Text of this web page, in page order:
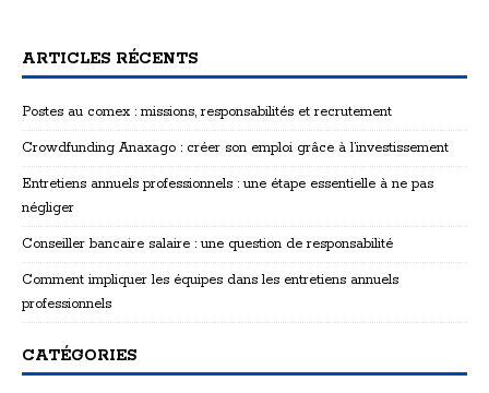
ARTICLES RÉCENTS
Postes au comex : missions, responsabilités et recrutement
Crowdfunding Anaxago : créer son emploi grâce à l’investissement
Entretiens annuels professionnels : une étape essentielle à ne pas
négliger
Conseiller bancaire salaire : une question de responsabilité
Comment impliquer les équipes dans les entretiens annuels
professionnels
CATÉGORIES